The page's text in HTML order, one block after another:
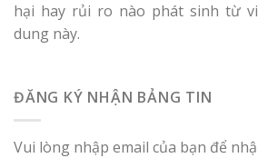
hại hay rủi ro nào phát sinh từ
dung này.
ĐĂNG KÝ NHẬN BẢNG TIN
Vui lòng nhập email của bạn để